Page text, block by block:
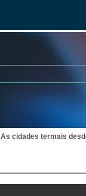
As cidades termais